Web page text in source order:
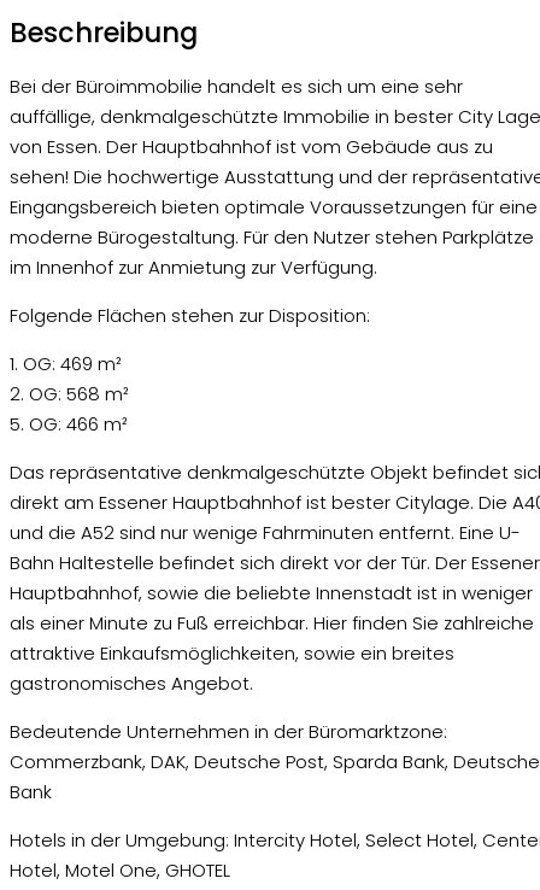
Beschreibung
Bei der Büroimmobilie handelt es sich um eine sehr
auffällige, denkmalgeschützte Immobilie in bester City Lage
von Essen. Der Hauptbahnhof ist vom Gebäude aus zu
sehen! Die hochwertige Ausstattung und der
Eingangsbereich bieten optimale Voraussetzungen für eine
moderne Bürogestaltung. Für den Nutzer stehen Parkplätze
im Innenhof zur Anmietung zur Verfügung.
Folgende Flächen stehen zur Disposition:
1. OG: 469 m²
2. OG: 568 m²
5. OG: 466 m²
Das repräsentative denkmalgeschützte Objekt befindet
direkt am Essener Hauptbahnhof ist bester Citylage. Die
und die A52 sind nur wenige Fahrminuten entfernt. Eine U-
Bahn Haltestelle befindet sich direkt vor der Tür. Der Essener
Hauptbahnhof, sowie die beliebte Innenstadt ist in weniger
als einer Minute zu Fuß erreichbar. Hier finden Sie zahlreiche
attraktive Einkaufsmöglichkeiten, sowie ein breites
gastronomisches Angebot.
Bedeutende Unternehmen in der Büromarktzone:
Commerzbank, DAK, Deutsche Post, Sparda Bank, Deutsche
Bank
Hotels in der Umgebung: Intercity Hotel, Select Hotel,
Hotel, Motel One, GHOTEL